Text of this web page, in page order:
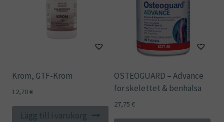
Krom, GTF-Krom
12,70€
Lägg till i varukorg
OSTEOGUARD – Advance
för skelettet & benhälsa
27,75 €